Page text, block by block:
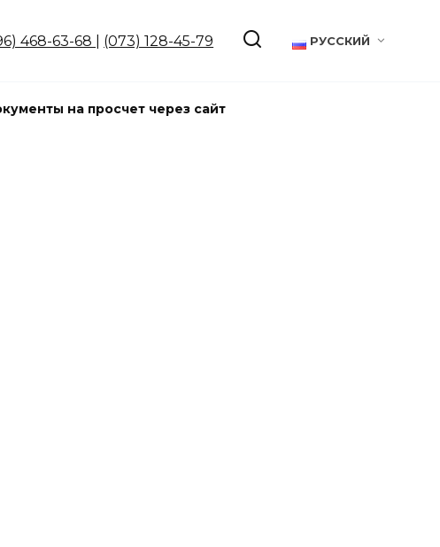
468-63-68 (073) 128-45-79 РУССКИЙ
на просчет через сайт